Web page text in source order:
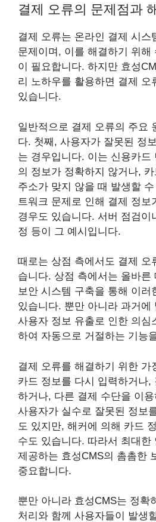
결제 오류의 문제점과
결제 오류는 온라인 결제 시스
문제이며, 이를 해결하기 위해
이 필요합니다. 하지만 효성
리 노하우를 활용하면 결제 오
있습니다.
일반적으로 결제 오류의 주요
다. 첫째, 사용자가 잘못된 정
는 경우입니다. 이는 신용카드
의 정보가 정확하지 않거나,
주소가 맞지 않을 때 발생할
트워크 문제로 인해 결제 정보
경우도 있습니다. 서버 점검이
정 등이 그 예시입니다.
때로는 상점 측에서도 결제 오
습니다. 상점 측에서는 올바른
보안 시스템 구축을 통해 이러
있습니다. 뿐만 아니라 과거에
사용자 정보 유출로 인한 의심
하여 자동으로 거절하는 기능
결제 오류를 해결하기 위한 가
카드 정보를 다시 입력하거나,
하거나, 다른 결제 수단을 이
사용자가 실수로 잘못된 정보
도 있지만, 해커에 의해 카드
수도 있습니다. 따라서 최대한
제공하는 효성CMS의 촘촘한
중요합니다.
뿐만 아니라 효성CMS는 정확
처리와 함께 사용자들이 발생